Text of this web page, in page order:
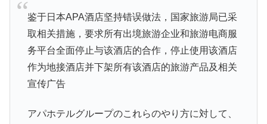
鉴于日本APA酒店坚持错误做法，国家旅游局已采
取相关措施，要求所有出境旅游企业和旅游电商服
务平台全面停止与该酒店的合作，停止使用该酒店
作为地接酒店并下架所有该酒店的旅游产品及相关
宣传广告
アパホテルグループのこれらのやり方に対して、